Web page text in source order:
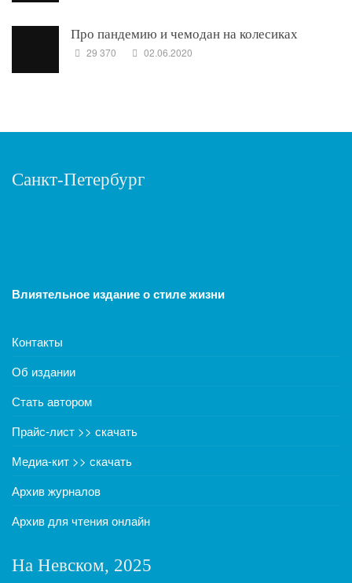
Про пандемию и чемодан на колесиках
29 370 02.06.2020
Санкт-Петербург
Влиятельное издание о стиле жизни
Контакты
Об издании
Стать автором
Прайс-лист >> скачать
Медиа-кит >> скачать
Архив журналов
Архив для чтения онлайн
На Невском, 2025